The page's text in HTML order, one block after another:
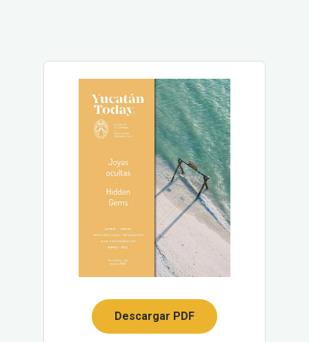
Descargar PDF